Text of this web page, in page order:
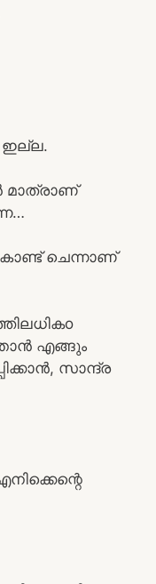
ഇല്ല.
മാത്രാണ്
ചെന്നാണ്
എങ്ങും
സാന്ദ്ര